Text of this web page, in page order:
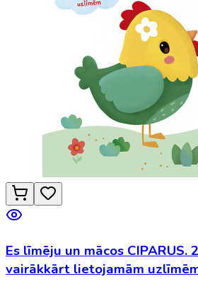
Es līmēju un mācos CIPARUS.
vairākkārt lietojamām